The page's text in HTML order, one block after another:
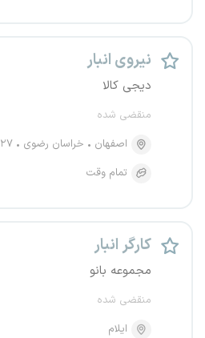
نیروی انبار
دیجی کالا
منقضی شده
اصفهان
خراسان رضوی
۲۷ استان دیگر
تمام وقت
کارگر انبار
مجموعه بانو
منقضی شده
ایلام